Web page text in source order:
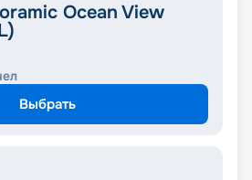
Ocean View
Выбрать